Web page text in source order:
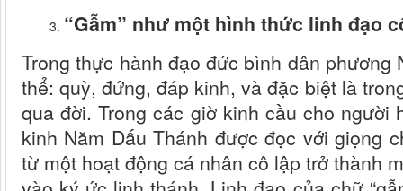
“Gẫm” như một hình thức linh đạo
Trong thực hành đạo đức bình dân phương
thể: quỳ, đứng, đáp kinh, và đặc biệt là
qua đời. Trong các giờ kinh cầu cho người
kinh Năm Dấu Thánh được đọc với giọng
từ một hoạt động cá nhân cô lập trở thành